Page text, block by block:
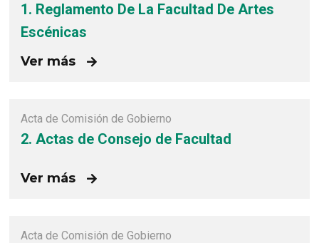
1. Reglamento De La Facultad De Artes
Escénicas
Ver más
Acta de Comisión de Gobierno
2. Actas de Consejo de Facultad
Ver más
Acta de Comisión de Gobierno